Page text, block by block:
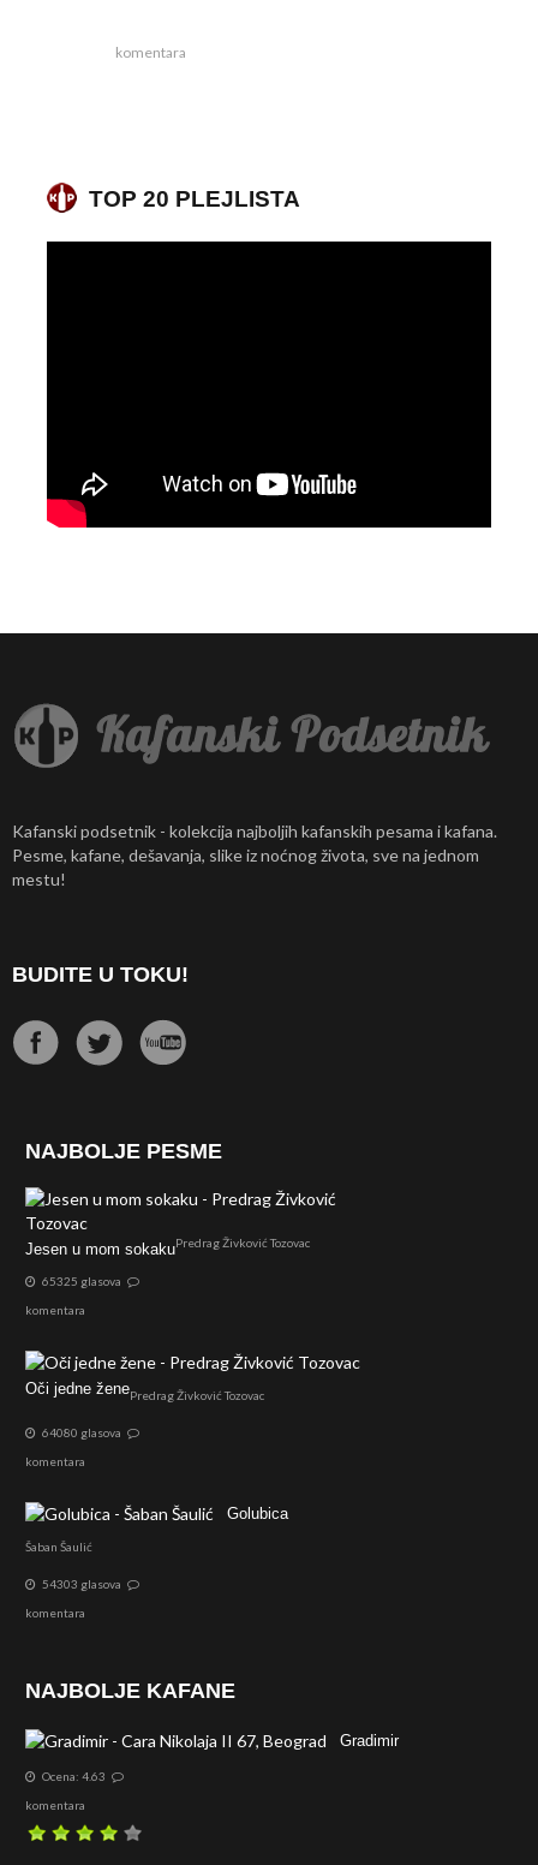
komentara
TOP 20 PLEJLISTA
Kafanski podsetnik - kolekcija najboljih kafanskih pesama i kafana.
Pesme, kafane, dešavanja, slike iz noćnog života, sve na jednom
mestu!
BUDITE U TOKU!
NAJBOLJE PESME
Jesen u mom sokakuPredrag Živković Tozovac
65325 glasova
komentara
Oči jedne ženePredrag Živković Tozovac
64080 glasova
komentara
Golubica
Šaban Šaulić
54303 glasova
komentara
NAJBOLJE KAFANE
Gradimir
Ocena: 4.63
komentara